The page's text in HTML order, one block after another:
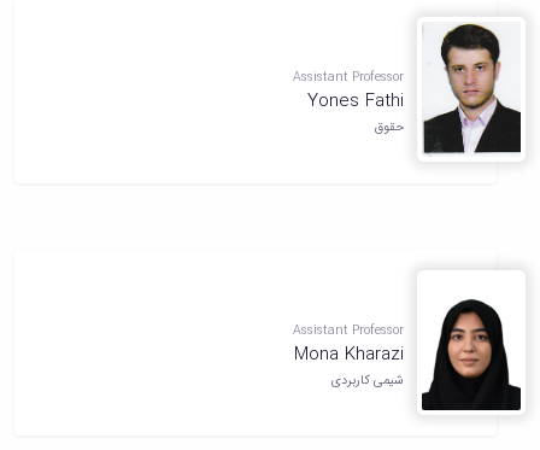
Assistant Professor
Yones Fathi
حقوق
Assistant Professor
Mona Kharazi
شیمی کاربردی